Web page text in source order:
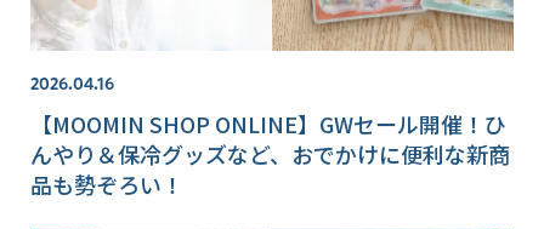
2026.04.16
【MOOMIN SHOP ONLINE】GWセール開催！ひ
んやり＆保冷グッズなど、おでかけに便利な新商
品も勢ぞろい！